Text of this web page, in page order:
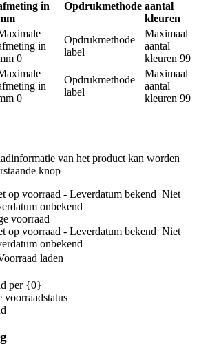
in
Opdrukmethode aantal
kleuren
in
0
Opdrukmethode
label
Maximaal
aantal
kleuren 99
in
0
Opdrukmethode
label
Maximaal
aantal
kleuren 99
van het product kan worden
knop
op voorraad - Leverdatum bekend Niet
onbekend
voorraad
op voorraad - Leverdatum bekend Niet
onbekend
laden
per {0}
voorraadstatus